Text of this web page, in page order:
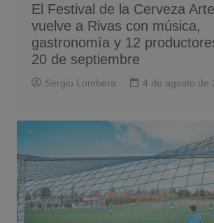
El Festival de la Cerveza
vuelve a Rivas con música,
gastronomía y 12
20 de septiembre
Sergio Lombera 4 de agosto de